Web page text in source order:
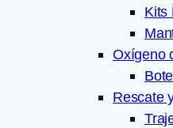
Kits
Oxígeno
Rescate